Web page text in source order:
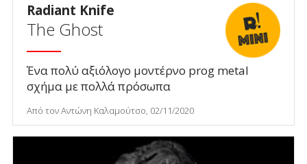
Radiant Knife
The Ghost
Ένα πολύ αξιόλογο μοντέρνο prog metal
σχήμα με πολλά πρόσωπα
Από τον Αντώνη Καλαμούτσο, 02/11/2020